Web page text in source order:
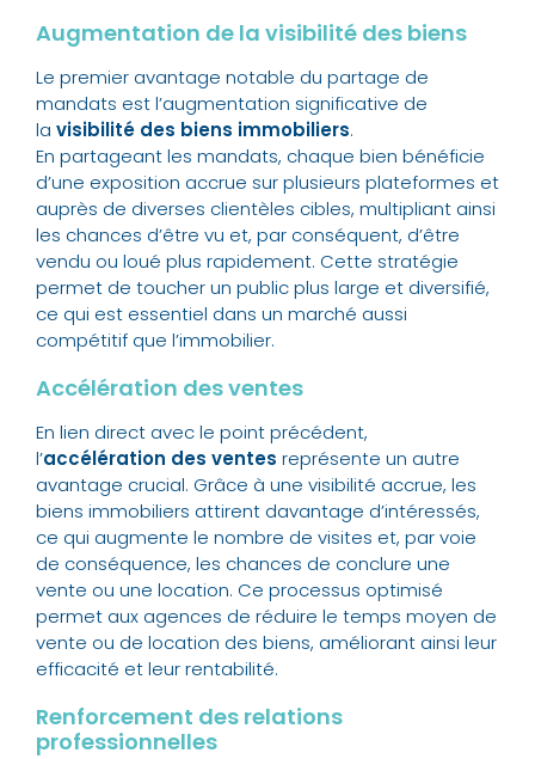
Augmentation de la visibilité des biens
Le premier avantage notable du partage de
mandats est l’augmentation significative de
la visibilité des biens immobiliers.
En partageant les mandats, chaque bien bénéficie
d’une exposition accrue sur plusieurs plateformes et
auprès de diverses clientèles cibles, multipliant ainsi
les chances d’être vu et, par conséquent, d’être
vendu ou loué plus rapidement. Cette stratégie
permet de toucher un public plus large et diversifié,
ce qui est essentiel dans un marché aussi
compétitif que l’immobilier.
Accélération des ventes
En lien direct avec le point précédent,
l’accélération des ventes représente un autre
avantage crucial. Grâce à une visibilité accrue, les
biens immobiliers attirent davantage d’intéressés,
ce qui augmente le nombre de visites et, par voie
de conséquence, les chances de conclure une
vente ou une location. Ce processus optimisé
permet aux agences de réduire le temps moyen de
vente ou de location des biens, améliorant ainsi leur
efficacité et leur rentabilité.
Renforcement des relations
professionnelles